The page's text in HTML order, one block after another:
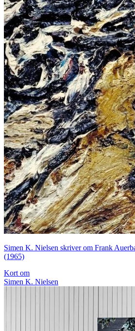
Simen K. Nielsen skriver om Frank
(1965)
Kort om
Simen K. Nielsen